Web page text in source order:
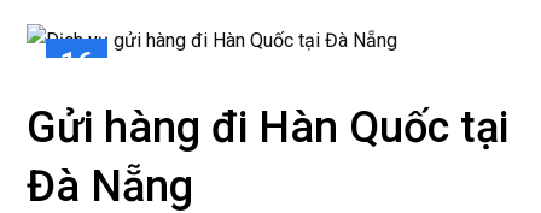
16
Gửi hàng đi Hàn Quốc tại
Đà Nẵng